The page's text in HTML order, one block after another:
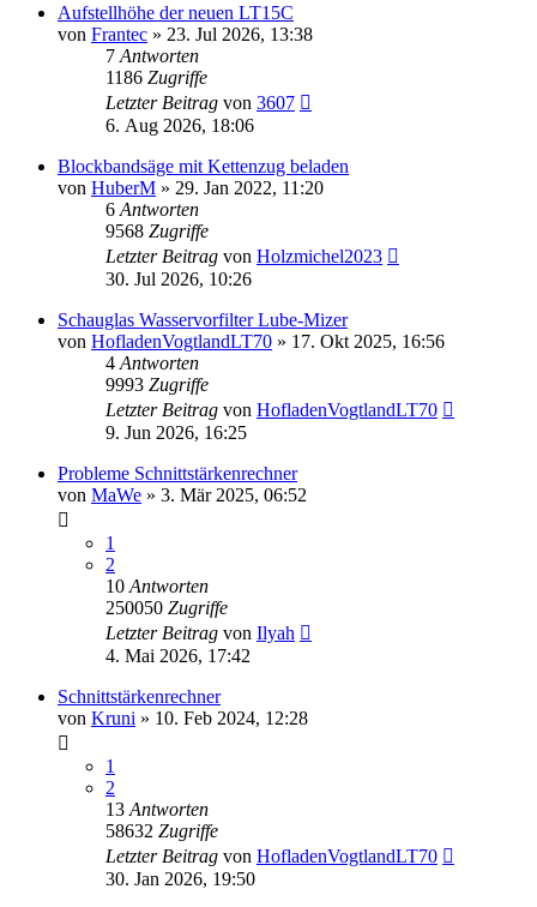
Aufstellhöhe der neuen LT15C
von Frantec » 23. Jul 2026, 13:38
7 Antworten
1186 Zugriffe
Letzter Beitrag von 3607
6. Aug 2026, 18:06
Blockbandsäge mit Kettenzug beladen
von HuberM » 29. Jan 2022, 11:20
6 Antworten
9568 Zugriffe
Letzter Beitrag von Holzmichel2023
30. Jul 2026, 10:26
Schauglas Wasservorfilter Lube-Mizer
von HofladenVogtlandLT70 » 17. Okt 2025, 16:56
4 Antworten
9993 Zugriffe
Letzter Beitrag von HofladenVogtlandLT70
9. Jun 2026, 16:25
Probleme Schnittstärkenrechner
von MaWe » 3. Mär 2025, 06:52
1
2
10 Antworten
250050 Zugriffe
Letzter Beitrag von Ilyah
4. Mai 2026, 17:42
Schnittstärkenrechner
von Kruni » 10. Feb 2024, 12:28
1
2
13 Antworten
58632 Zugriffe
Letzter Beitrag von HofladenVogtlandLT70
30. Jan 2026, 19:50